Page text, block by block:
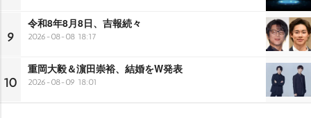
9
令和8年8月8日、吉報続々
2026-08-08 18:17
10
重岡大毅＆濵田崇裕、結婚をW発表
2026-08-09 18:01